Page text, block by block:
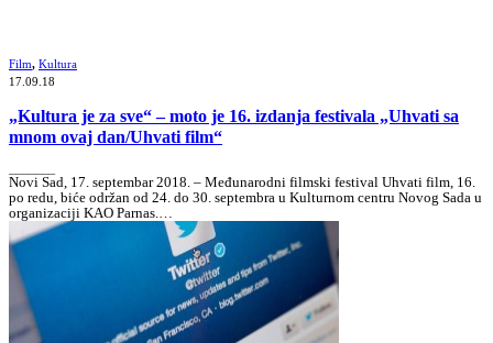
Film, Kultura
17.09.18
„Kultura je za sve“ – moto je 16. izdanja festivala „Uhvati sa
mnom ovaj dan/Uhvati film“
Novi Sad, 17. septembar 2018. – Međunarodni filmski festival Uhvati film, 16.
po redu, biće održan od 24. do 30. septembra u Kulturnom centru Novog Sada u
organizaciji KAO Parnas.…